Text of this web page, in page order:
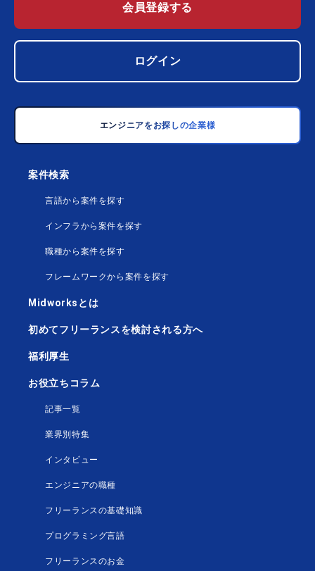
会員登録する
ログイン
エンジニアをお探しの企業様
案件検索
言語から案件を探す
インフラから案件を探す
職種から案件を探す
フレームワークから案件を探す
Midworksとは
初めてフリーランスを検討される方へ
福利厚生
お役立ちコラム
記事一覧
業界別特集
インタビュー
エンジニアの職種
フリーランスの基礎知識
プログラミング言語
フリーランスのお金